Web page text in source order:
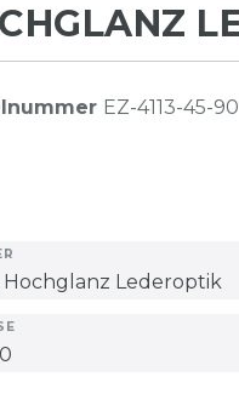
EZ-4113-45-90